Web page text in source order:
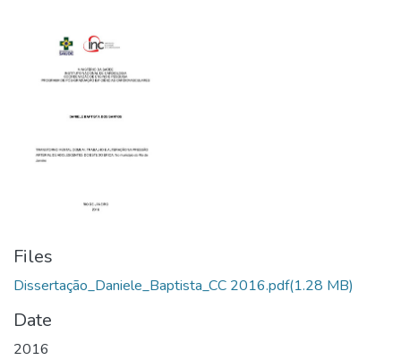
Files
Dissertação_Daniele_Baptista_CC 2016.pdf(1.28 MB)
Date
2016